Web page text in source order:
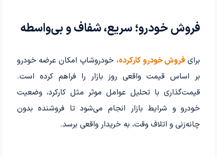
فروش خودرو؛ سریع، شفاف و بی‌واسطه
برایفروش خودرو کارکرده، خودروشاپ امکان عرضه خودرو
بر اساس قیمت واقعی روز بازار را فراهم کرده است.
قیمت‌گذاری با تحلیل عوامل موثر مثل کارکرد، وضعیت
خودرو و شرایط بازار انجام می‌شود تا فروشنده بدون
چانه‌زنی و اتلاف وقت، به خریدار واقعی برسد.